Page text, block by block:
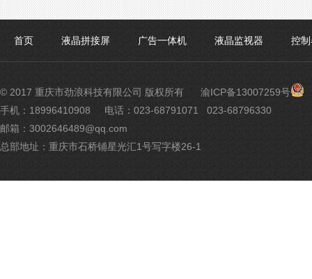
首页 液晶拼接屏 广告一体机 液晶监视器 控
© 2017 重庆市劲浪科技有限公司 版权所有 渝ICP备13007259号 渝
手机：18996410908
电话：023-68791071 023-68796330
邮箱：3002646489@qq.com
总部地址：重庆市石桥铺星光汇1号写字楼26-1